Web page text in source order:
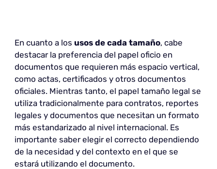
En cuanto a los usos de cada tamaño, cabe
destacar la preferencia del papel oficio en
documentos que requieren más espacio vertical,
como actas, certificados y otros documentos
oficiales. Mientras tanto, el papel tamaño legal se
utiliza tradicionalmente para contratos, reportes
legales y documentos que necesitan un formato
más estandarizado al nivel internacional. Es
importante saber elegir el correcto dependiendo
de la necesidad y del contexto en el que se
estará utilizando el documento.